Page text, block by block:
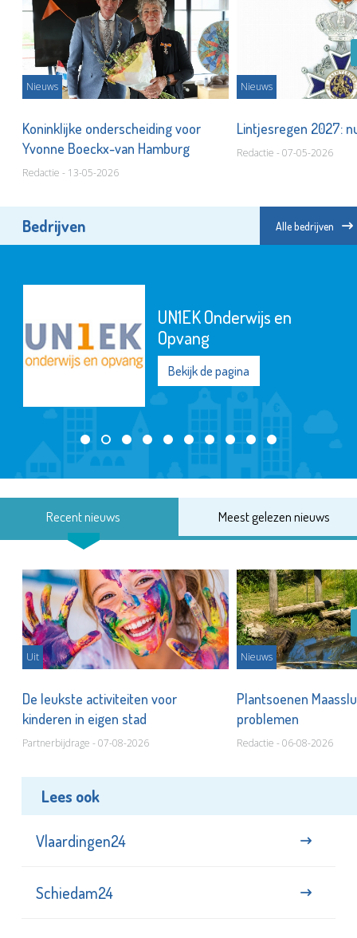
Nieuws
Koninklijke onderscheiding voor
Yvonne Boeckx-van Hamburg
Redactie - 13-05-2026
Nieuws
Lintjesregen 2027:
Redactie - 07-05-2026
Bedrijven Alle bedrijven
Stroomopwaarts MVS
Bekijk de pagina
Recent nieuws Meest gelezen nieuws
Uit
De leukste activiteiten voor
kinderen in eigen stad
Partnerbijdrage - 07-08-2026
Nieuws
Plantsoenen
problemen
Redactie - 06-08-2026
Lees ook
Vlaardingen24
Schiedam24